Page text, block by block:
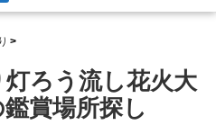
ろう流し花火大
賞場所探し